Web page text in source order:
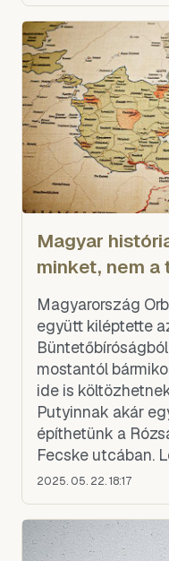
Magyar
minket, nem
Magyarország
együtt kiléptette
mostantól
ide is
Putyinnak akár
építhetünk a
Fecske utcában.
csinál nyarat, mert
2025. 05. 22. 18:17